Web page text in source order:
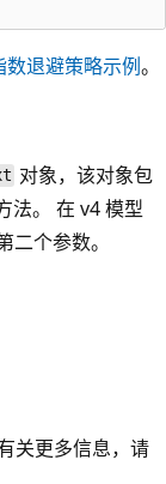
数退避策略示例。
对象，该对象包
法。 在 v4 模型
个参数。
关更多信息，请